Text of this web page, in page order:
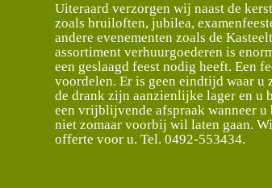
Uiteraard verzorgen wij naast de
zoals bruiloften, jubilea,
andere evenementen zoals de
assortiment verhuurgoederen is
een geslaagd feest nodig heeft. Een
voordelen. Er is geen eindtijd waar u
de drank zijn aanzienlijke lager en u
een vrijblijvende afspraak wanneer
niet zomaar voorbij wil laten gaan.
offerte voor u. Tel. 0492-553434.